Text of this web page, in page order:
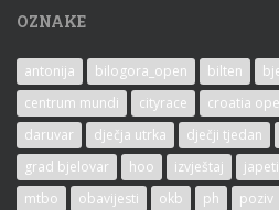
OZNAKE
antonija bilogora_open bilten
centrum mundi
cityrace croatia
daruvar
dječja utrka dječji tjedan
grad bjelovar
hoo izvještaj
mtbo
obavijesti okb ph poziv